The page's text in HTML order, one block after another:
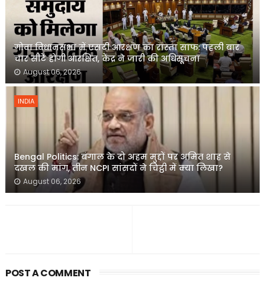
गोवा विधानसभा में एसटी आरक्षण का रास्ता साफ: पहली बार
चार सीटें होंगी आरक्षित, केंद्र ने जारी की अधिसूचना
August 06, 2026
INDIA
Bengal Politics: बंगाल के दो अहम मुद्दों पर अमित शाह से
दखल की मांग, तीन NCPI सांसदों ने चिट्ठी में क्या लिखा?
August 06, 2026
POST A COMMENT